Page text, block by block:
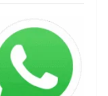
के मुख्यमंत्री से
पर्यटन और सांस्कृतिक
पर हुई चर्चा